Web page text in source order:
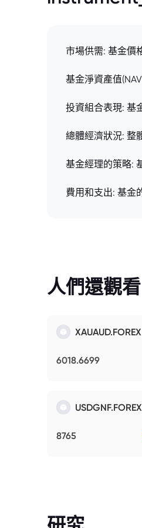
市場供需: 基金價
基金淨資產值
投資組合表現: 基
總體經濟狀況: 整
基金經理的策略:
費用和支出: 基金
人們還觀看
XAUAUD.FOREX
6018.6699
USDGNF.FOREX
8765